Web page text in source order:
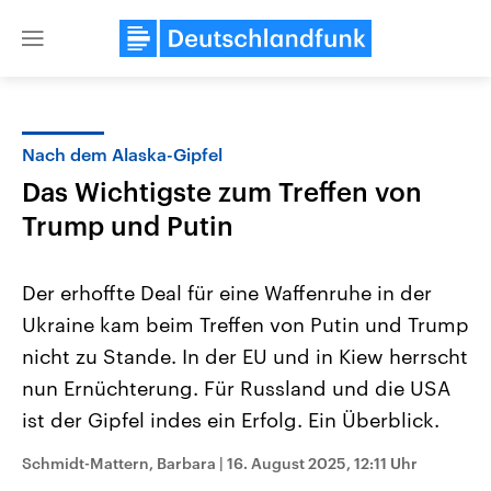
Close
Landtagswahl Sachsen-Anhalt
2026
Alle Informationen
Sachsen-Anhalt wählt am 6.
Landtag. Seit 2021 wird das
USA
Aktuelle Beiträge,
Hintergründe
Wirtschaftlich und
den mächtigsten Ländern
Nach dem Alaska-Gipfel
Das Wichtigste zum Treffen von
Trump und Putin
Der erhoffte Deal für eine Waffenruhe in der
Ukraine kam beim Treffen von Putin und Trump
nicht zu Stande. In der EU und in Kiew herrscht
nun Ernüchterung. Für Russland und die USA
ist der Gipfel indes ein Erfolg. Ein Überblick.
Schmidt-Mattern, Barbara | 16. August 2025, 12:11 Uhr